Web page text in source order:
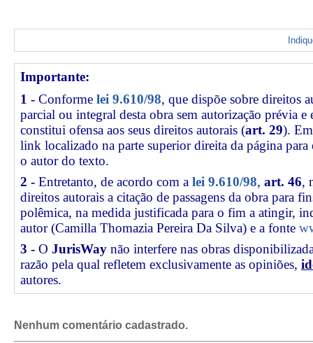
Importante:
1 - Conforme lei 9.610/98, que dispõe sobre direitos
parcial ou integral desta obra sem autorização prévia e
constitui ofensa aos seus direitos autorais (art. 29).
link localizado na parte superior direita da página
o autor do texto.
2 - Entretanto, de acordo com a lei 9.610/98, art. 46,
direitos autorais a citação de passagens da obra para
polêmica, na medida justificada para o fim a atingir,
autor (Camilla Thomazia Pereira Da Silva) e a fonte
3 - O JurisWay não interfere nas obras
razão pela qual refletem exclusivamente as opiniões,
autores.
Nenhum comentário cadastrado.